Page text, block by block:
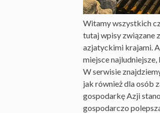
Witamy wszystkich
tutaj wpisy związane
azjatyckimi krajami.
miejsce
W serwisie
jak również dla osób
gospodarkę Azji
gospodarczo